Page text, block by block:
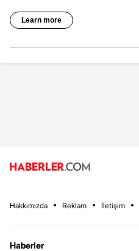
Hakkımızda Reklam İletişim
Haberler